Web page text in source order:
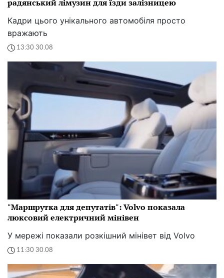
радянський лімузин для їзди залізницею
Кадри цього унікального автомобіля просто
вражають
13:30 30.08
"Маршрутка для депутатів": Volvo показала
люксовий електричний мінівен
У мережі показали розкішний мінівет від Volvo
11:30 30.08